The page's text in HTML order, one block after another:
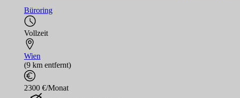
Büroring
Vollzeit
Wien
(9 km entfernt)
2300 €/Monat